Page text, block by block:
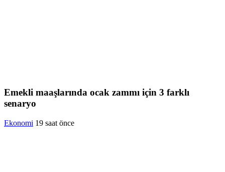
Emekli maaşlarında ocak zammı için 3 farklı
senaryo
Ekonomi 19 saat önce